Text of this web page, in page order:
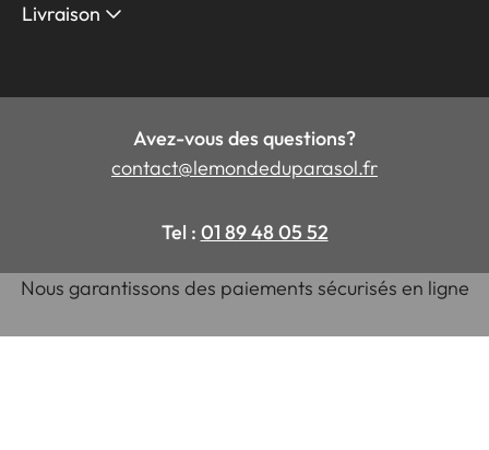
Livraison
Avez-vous des questions?
contact@lemondeduparasol.fr
Tel : 01 89 48 05 52
Nous garantissons des paiements sécurisés en ligne